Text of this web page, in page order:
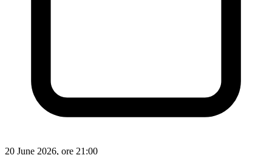
20 June 2026, ore 21:00